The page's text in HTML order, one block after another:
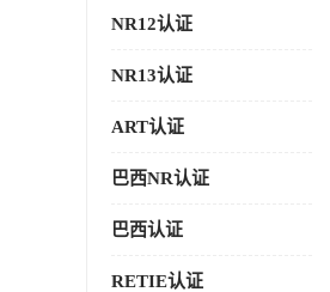
NR12认证
NR13认证
ART认证
巴西NR认证
巴西认证
RETIE认证